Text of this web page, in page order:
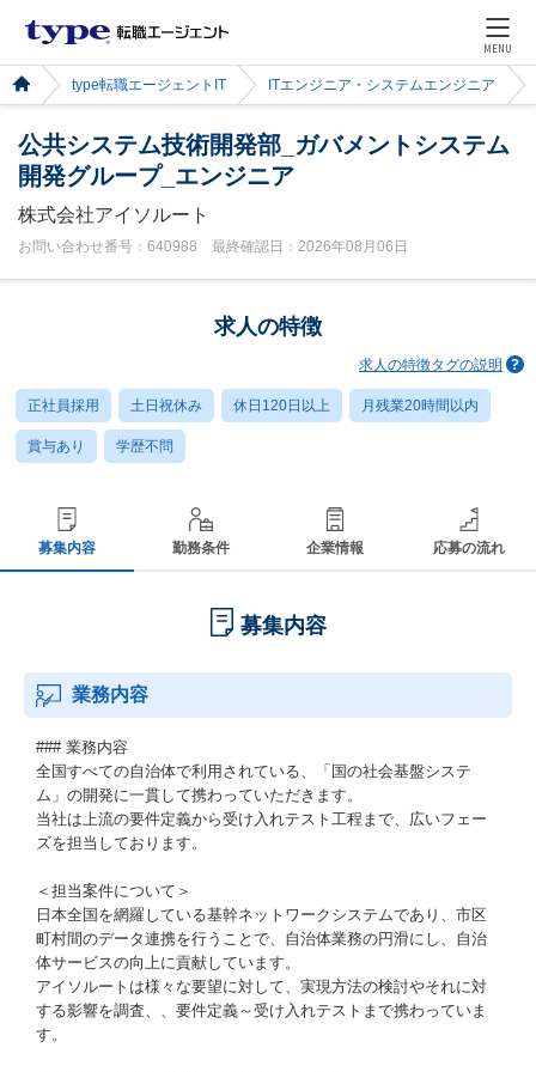
MENU
type転職エージェントIT ITエンジニア・システムエンジニア
公共システム技術開発部_ガバメントシステム
開発グループ_エンジニア
株式会社アイソルート
お問い合わせ番号：640988 最終確認日：2026年08月06日
求人の特徴
求人の特徴タグの説明
正社員採用 土日祝休み 休日120日以上 月残業20時間以内
賞与あり 学歴不問
募集内容 勤務条件 企業情報 応募の流れ
募集内容
業務内容
### 業務内容
全国すべての自治体で利用されている、「国の社会基盤システ
ム」の開発に一貫して携わっていただきます。
当社は上流の要件定義から受け入れテスト工程まで、広いフェー
ズを担当しております。
＜担当案件について＞
日本全国を網羅している基幹ネットワークシステムであり、市区
町村間のデータ連携を行うことで、自治体業務の円滑にし、自治
体サービスの向上に貢献しています。
アイソルートは様々な要望に対して、実現方法の検討やそれに対
する影響を調査、、要件定義～受け入れテストまで携わっていま
す。